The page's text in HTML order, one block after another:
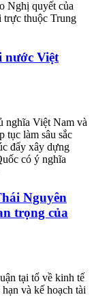
Nghị quyết của
trực thuộc Trung
nước Việt
nghĩa Việt Nam và
tục làm sâu sắc
đẩy xây dựng
có ý nghĩa
Nguyên
trọng của
tại tổ về kinh tế
và kế hoạch tài